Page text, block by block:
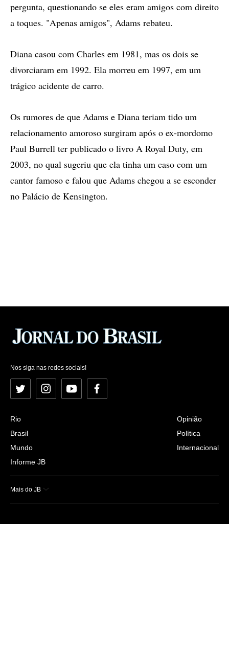
pergunta, questionando se eles eram amigos com direito
a toques. "Apenas amigos", Adams rebateu.
Diana casou com Charles em 1981, mas os dois se
divorciaram em 1992. Ela morreu em 1997, em um
trágico acidente de carro.
Os rumores de que Adams e Diana teriam tido um
relacionamento amoroso surgiram após o ex-mordomo
Paul Burrell ter publicado o livro A Royal Duty, em
2003, no qual sugeriu que ela tinha um caso com um
cantor famoso e falou que Adams chegou a se esconder
no Palácio de Kensington.
Nos siga nas redes sociais!
Twitter InstagramYouTubeFacebook
Rio
Brasil
Mundo
Informe JB
Opinião
Política
Internacional
Mais do JB
Esportes